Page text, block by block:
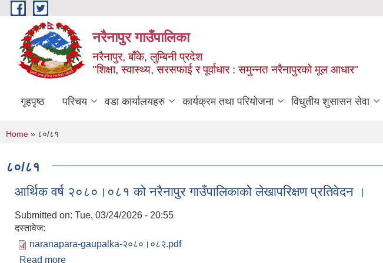
Skip to main content
नरैनापुर गाउँपालिका
नरैनापुर, बाँके, लुम्बिनी प्रदेश
"शिक्षा, स्वास्थ्य, सरसफाई र पूर्वाधार : समुन्नत नरैनापुरको मूल आधार"
गृहपृष्ठ परिचय वडा कार्यालयहरु कार्यक्रम तथा परियोजना विधुतीय शुसासन सेवा
You are here
Home » ८०/८१
८०/८१
आर्थिक वर्ष २०८०।०८१ को नरैनापुर गाउँपालिकाको लेखापरिक्षण प्रतिवेदन ।
Submitted on: Tue, 03/24/2026 - 20:55
दस्तावेज:
naranapara-gaupalka-२०८०।०८२.pdf
Read more